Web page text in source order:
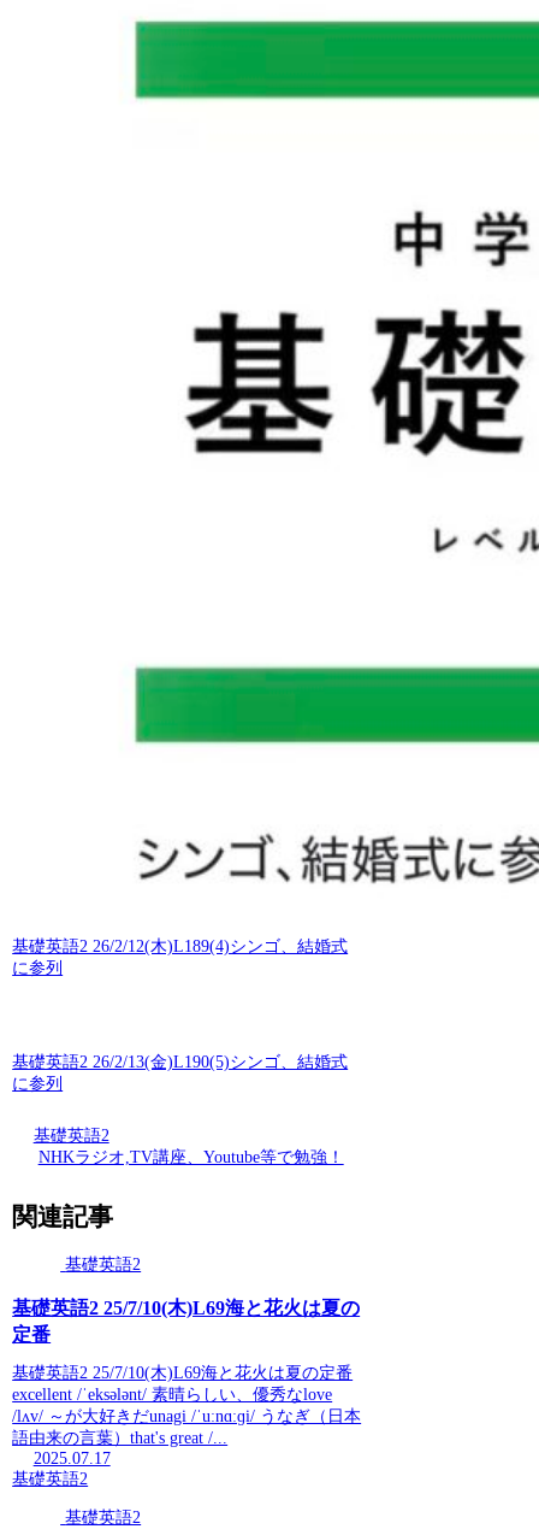
基礎英語2 26/2/12(木)L189(4)シンゴ、結婚式
に参列
基礎英語2 26/2/13(金)L190(5)シンゴ、結婚式
に参列
基礎英語2
NHKラジオ,TV講座、Youtube等で勉強！
関連記事
基礎英語2
基礎英語2 25/7/10(木)L69海と花火は夏の
定番
基礎英語2 25/7/10(木)L69海と花火は夏の定番
excellent /ˈeksələnt/ 素晴らしい、優秀なlove
/lʌv/ ～が大好きだunagi /ˈuːnɑːɡi/ うなぎ（日本
語由来の言葉）that's great /...
2025.07.17
基礎英語2
基礎英語2